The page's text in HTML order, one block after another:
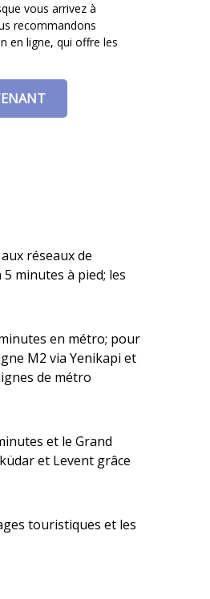
vous arrivez à
recommandons
en ligne, qui offre les
réseaux de
minutes à pied; les
en métro; pour
M2 via Yenikapi et
de métro
et le Grand
et Levent grâce
touristiques et les